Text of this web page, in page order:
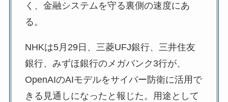
く、金融システムを守る裏側の速度にあ
る。
NHKは5月29日、三菱UFJ銀行、三井住友
銀行、みずほ銀行のメガバンク3行が、
OpenAIのAIモデルをサイバー防衛に活用で
きる見通しになったと報じた。用途として